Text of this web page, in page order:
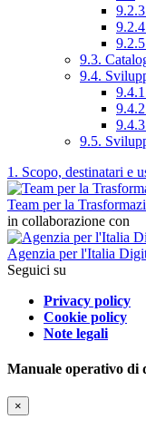
9.3.
9.4.
9.5.
1. Scopo, destinatari e
Team per la
in collaborazione con
Agenzia per l'Italia
Seguici su
Privacy policy
Cookie policy
Note legali
Manuale operativo di
×